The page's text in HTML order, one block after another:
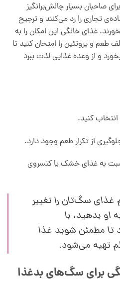
صاحبان بسیار چالش‌برانگیز
تجاری را رد می‌کنند و ترجیح
غذای خانگی این امکان را به
و پروتئین را امتحان کنید تا
و از وعده غذایی لذت ببرد
کنید.
از تکرار طعم وجود دارد.
به غذای خشک یا کنسروی
غذای سگ‌تان را تغییر
بدهید، با
مطمئن شوید غذا
تهیه می‌شود.
برای سگ‌های بدغذا